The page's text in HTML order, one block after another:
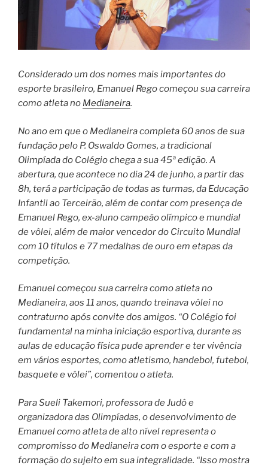
Considerado um dos nomes mais importantes do
esporte brasileiro, Emanuel Rego começou sua carreira
como atleta no Medianeira.
No ano em que o Medianeira completa 60 anos de sua
fundação pelo P. Oswaldo Gomes, a tradicional
Olimpíada do Colégio chega a sua 45ª edição. A
abertura, que acontece no dia 24 de junho, a partir das
8h, terá a participação de todas as turmas, da Educação
Infantil ao Terceirão, além de contar com presença de
Emanuel Rego, ex-aluno campeão olímpico e mundial
de vôlei, além de maior vencedor do Circuito Mundial
com 10 títulos e 77 medalhas de ouro em etapas da
competição.
Emanuel começou sua carreira como atleta no
Medianeira, aos 11 anos, quando treinava vôlei no
contraturno após convite dos amigos. “O Colégio foi
fundamental na minha iniciação esportiva, durante as
aulas de educação física pude aprender e ter vivência
em vários esportes, como atletismo, handebol, futebol,
basquete e vôlei”, comentou o atleta.
Para Sueli Takemori, professora de Judô e
organizadora das Olimpíadas, o desenvolvimento de
Emanuel como atleta de alto nível representa o
compromisso do Medianeira com o esporte e com a
formação do sujeito em sua integralidade. “Isso mostra